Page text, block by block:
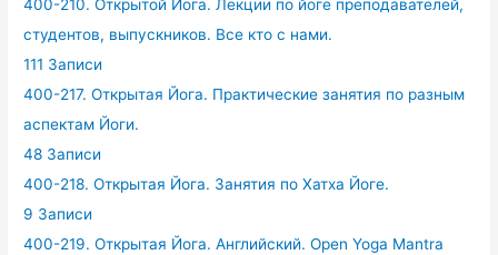
400-210. Открытой Йога. Лекции по йоге преподавателей,
студентов, выпускников. Все кто с нами.
111 Записи
400-217. Открытая Йога. Практические занятия по разным
аспектам Йоги.
48 Записи
400-218. Открытая Йога. Занятия по Хатха Йоге.
9 Записи
400-219. Открытая Йога. Английский. Open Yoga Mantra